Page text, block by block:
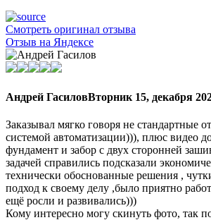
Смотреть оригинал отзыва
Отзыв на Яндексе
Андрей ГасиловВторник 15, декабря
Заказывал мягко говоря не стандартные
системой автоматизации))), плюс видео
фундамент и забор с двух сторонней
задачей справились подсказали
технически обоснованные решения ,
подход к своему делу ,было приятно
ещё росли и развивались)))
Кому интересно могу скинуть фото, так